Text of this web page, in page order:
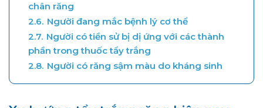
chân răng
2.6. Người đang mắc bệnh lý cơ thể
2.7. Người có tiền sử bị dị ứng với các thành
phần trong thuốc tẩy trắng
2.8. Người có răng sậm màu do kháng sinh